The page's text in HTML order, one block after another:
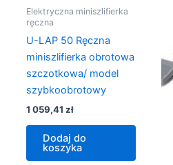
Elektryczna miniszlifierka
ręczna
U-LAP 50 Ręczna
miniszlifierka obrotowa
szczotkowa/ model
szybkoobrotowy
1 059,41 zł
Dodaj do
koszyka